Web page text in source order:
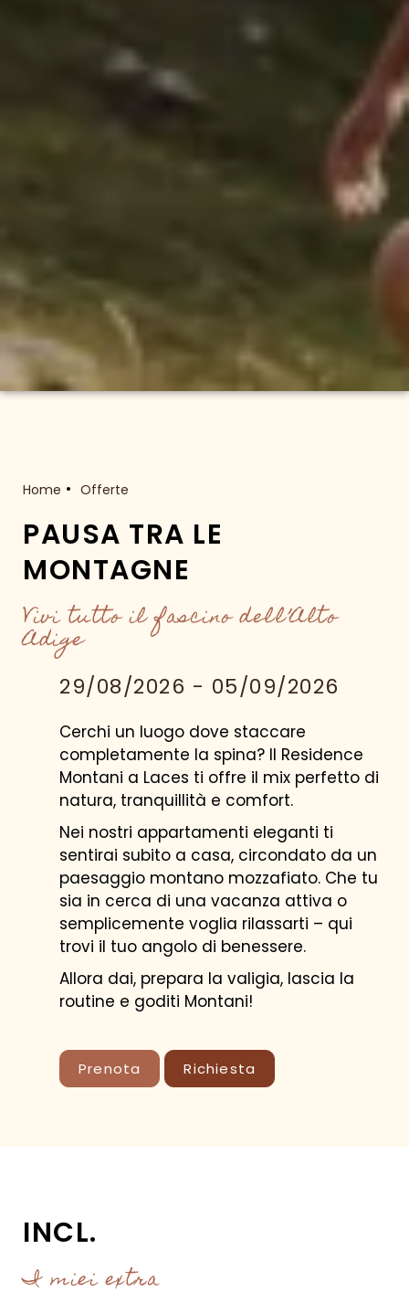
CALCOLA PREZZO
MIGLIOR PREZZO GARANTITO
Home Offerte
PAUSA TRA LE
MONTAGNE
Vivi tutto il fascino dell’Alto
Adige
29/08/2026 - 05/09/2026
Cerchi un luogo dove staccare
completamente la spina? Il Residence
Montani a Laces ti offre il mix perfetto di
natura, tranquillità e comfort.
Nei nostri appartamenti eleganti ti
sentirai subito a casa, circondato da un
paesaggio montano mozzafiato. Che tu
sia in cerca di una vacanza attiva o
semplicemente voglia rilassarti – qui
trovi il tuo angolo di benessere.
Allora dai, prepara la valigia, lascia la
routine e goditi Montani!
Prenota Richiesta
INCL.
I miei extra